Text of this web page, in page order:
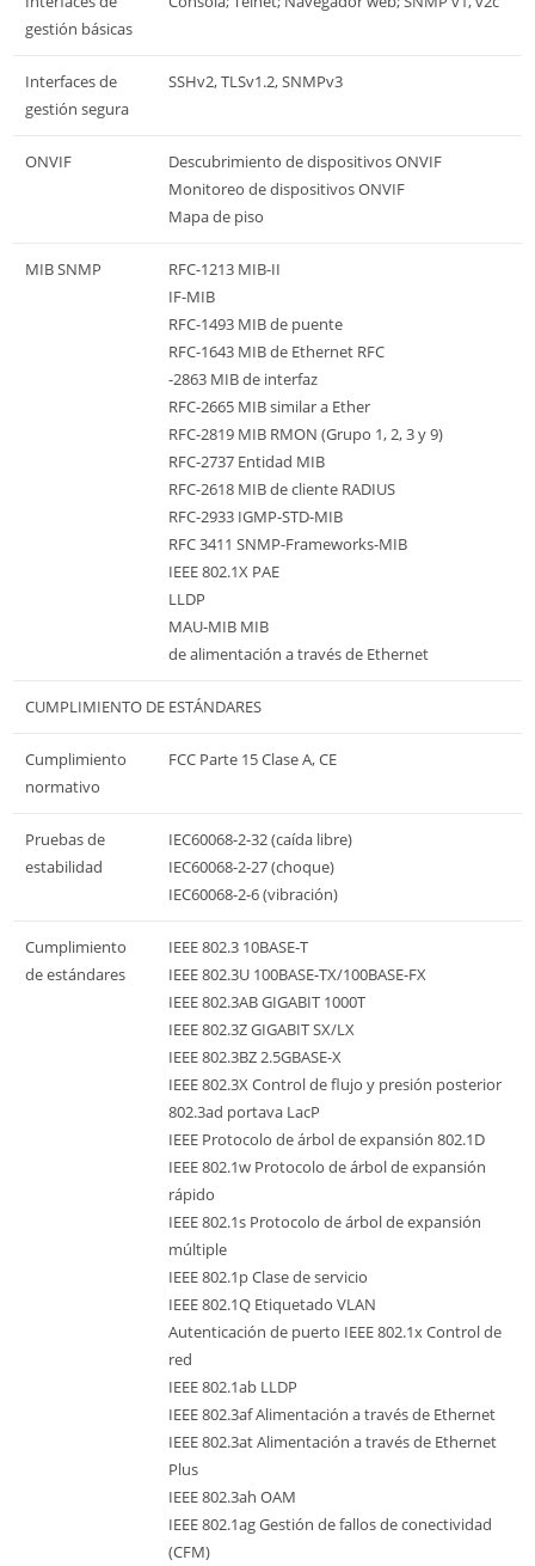
gestión básicas
Interfaces de
gestión segura
SSHv2, TLSv1.2, SNMPv3
ONVIF
Descubrimiento de dispositivos ONVIF
Monitoreo de dispositivos ONVIF
Mapa de piso
MIB SNMP
RFC-1213 MIB-II
IF-MIB
RFC-1493 MIB de puente
RFC-1643 MIB de Ethernet RFC
-2863 MIB de interfaz
RFC-2665 MIB similar a Ether
RFC-2819 MIB RMON (Grupo 1, 2, 3 y 9)
RFC-2737 Entidad MIB
RFC-2618 MIB de cliente RADIUS
RFC-2933 IGMP-STD-MIB
RFC 3411 SNMP-Frameworks-MIB
IEEE 802.1X PAE
LLDP
MAU-MIB MIB
de alimentación a través de Ethernet
CUMPLIMIENTO DE ESTÁNDARES
Cumplimiento
normativo
FCC Parte 15 Clase A, CE
Pruebas de
estabilidad
IEC60068-2-32 (caída libre)
IEC60068-2-27 (choque)
IEC60068-2-6 (vibración)
Cumplimiento
de estándares
IEEE 802.3 10BASE-T
IEEE 802.3U 100BASE-TX/100BASE-FX
IEEE 802.3AB GIGABIT 1000T
IEEE 802.3Z GIGABIT SX/LX
IEEE 802.3BZ 2.5GBASE-X
IEEE 802.3X Control de flujo y presión posterior
802.3ad portava LacP
IEEE Protocolo de árbol de expansión 802.1D
IEEE 802.1w Protocolo de árbol de expansión
rápido
IEEE 802.1s Protocolo de árbol de expansión
múltiple
IEEE 802.1p Clase de servicio
IEEE 802.1Q Etiquetado VLAN
Autenticación de puerto IEEE 802.1x Control de
red
IEEE 802.1ab LLDP
IEEE 802.3af Alimentación a través de Ethernet
IEEE 802.3at Alimentación a través de Ethernet
Plus
IEEE 802.3ah OAM
IEEE 802.1ag Gestión de fallos de conectividad
(CFM)